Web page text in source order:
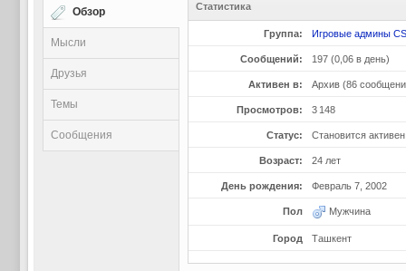
Обзор
Мысли
Друзья
Темы
Сообщения
Статистика
Группа: Игровые админы
Сообщений: 197 (0,06 в день)
Активен в: Архив (86
Просмотров: 3 148
Статус: Становится
Возраст: 24 лет
День рождения: Февраль 7, 2002
Пол Мужчина
Город Ташкент